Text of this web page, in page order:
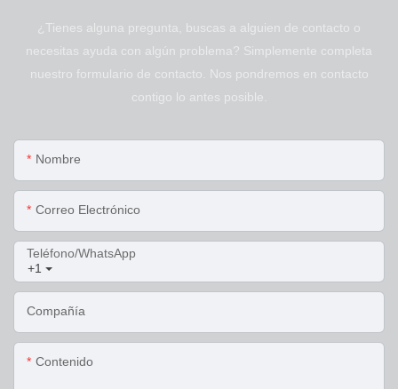
¿Tienes alguna pregunta, buscas a alguien de contacto o
necesitas ayuda con algún problema? Simplemente completa
nuestro formulario de contacto. Nos pondremos en contacto
contigo lo antes posible.
Nombre
Correo Electrónico
+1
Teléfono/WhatsApp
Compañía
Contenido